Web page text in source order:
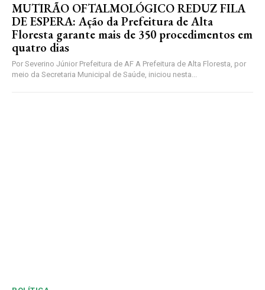
MUTIRÃO OFTALMOLÓGICO REDUZ FILA
DE ESPERA: Ação da Prefeitura de Alta
Floresta garante mais de 350 procedimentos em
quatro dias
Por Severino Júnior Prefeitura de AF A Prefeitura de Alta Floresta, por
meio da Secretaria Municipal de Saúde, iniciou nesta...